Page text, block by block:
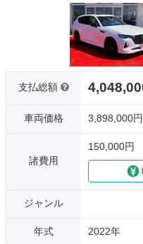
支払総額
車両価格 3,898,000円
諸費用
150,000円
ジャンル
年式 2022年